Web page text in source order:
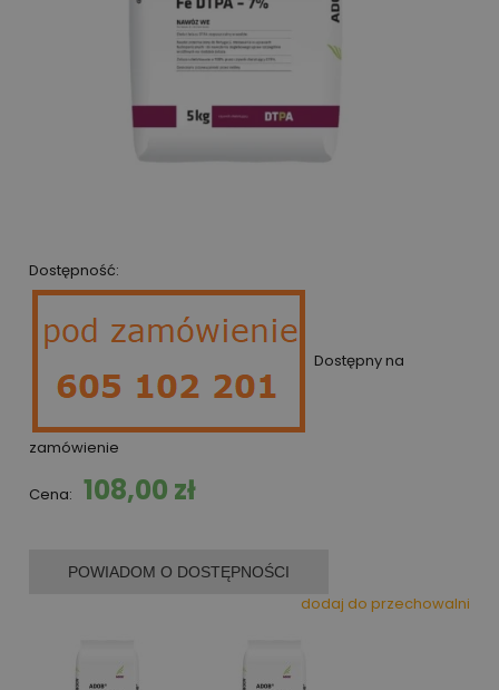
Dostępność:
Dostępny na
zamówienie
Cena: 108,00 zł
POWIADOM O DOSTĘPNOŚCI
dodaj do przechowalni